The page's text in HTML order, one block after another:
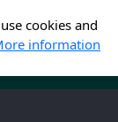
cookies and
information